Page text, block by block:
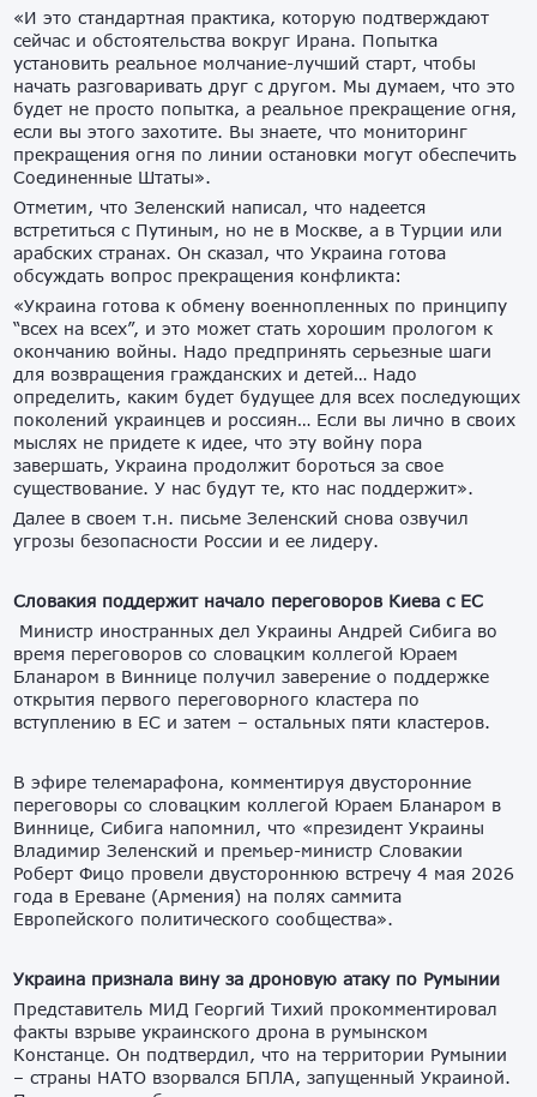
«И это стандартная практика, которую подтверждают
сейчас и обстоятельства вокруг Ирана. Попытка
установить реальное молчание-лучший старт, чтобы
начать разговаривать друг с другом. Мы думаем, что это
будет не просто попытка, а реальное прекращение огня,
если вы этого захотите. Вы знаете, что мониторинг
прекращения огня по линии остановки могут обеспечить
Соединенные Штаты».
Отметим, что Зеленский написал, что надеется
встретиться с Путиным, но не в Москве, а в Турции или
арабских странах. Он сказал, что Украина готова
обсуждать вопрос прекращения конфликта:
«Украина готова к обмену военнопленных по принципу
“всех на всех”, и это может стать хорошим прологом к
окончанию войны. Надо предпринять серьезные шаги
для возвращения гражданских и детей… Надо
определить, каким будет будущее для всех последующих
поколений украинцев и россиян… Если вы лично в своих
мыслях не придете к идее, что эту войну пора
завершать, Украина продолжит бороться за свое
существование. У нас будут те, кто нас поддержит».
Далее в своем т.н. письме Зеленский снова озвучил
угрозы безопасности России и ее лидеру.
Словакия поддержит начало переговоров Киева с ЕС
Министр иностранных дел Украины Андрей Сибига во
время переговоров со словацким коллегой Юраем
Бланаром в Виннице получил заверение о поддержке
открытия первого переговорного кластера по
вступлению в ЕС и затем – остальных пяти кластеров.
В эфире телемарафона, комментируя двусторонние
переговоры со словацким коллегой Юраем Бланаром в
Виннице, Сибига напомнил, что «президент Украины
Владимир Зеленский и премьер-министр Словакии
Роберт Фицо провели двустороннюю встречу 4 мая 2026
года в Ереване (Армения) на полях саммита
Европейского политического сообщества».
Украина признала вину за дроновую атаку по Румынии
Представитель МИД Георгий Тихий прокомментировал
факты взрыве украинского дрона в румынском
Констанце. Он подтвердил, что на территории Румынии
– страны НАТО взорвался БПЛА, запущенный Украиной.